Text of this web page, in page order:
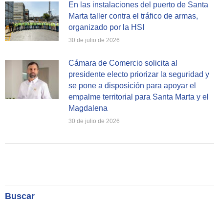
En las instalaciones del puerto de Santa
Marta taller contra el tráfico de armas,
organizado por la HSI
30 de julio de 2026
Cámara de Comercio solicita al
presidente electo priorizar la seguridad y
se pone a disposición para apoyar el
empalme territorial para Santa Marta y el
Magdalena
30 de julio de 2026
Buscar